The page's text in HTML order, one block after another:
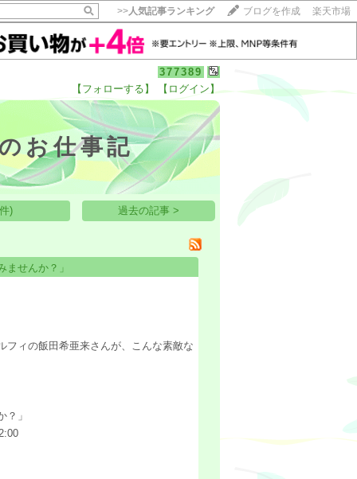
>>人気記事ランキング ブログを作成 楽天市場
377389
【フォローする】
【ログイン】
お仕事記
【毎日開催】
15記事にいいね！で1ポイント
10秒滞在
いいね!
) 過去の記事 >
せんか？」
フィの飯田希亜来さんが、こんな素敵な
」